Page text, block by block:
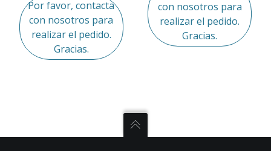
Por favor, contacta
con nosotros para
realizar el pedido.
Gracias.
con nosotros para
realizar el pedido.
Gracias.